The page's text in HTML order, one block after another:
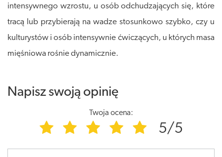
intensywnego wzrostu, u osób odchudzających się, które
tracą lub przybierają na wadze stosunkowo szybko, czy u
kulturystów i osób intensywnie ćwiczących, u których masa
mięśniowa rośnie dynamicznie.
Napisz swoją opinię
Twoja ocena:
5/5